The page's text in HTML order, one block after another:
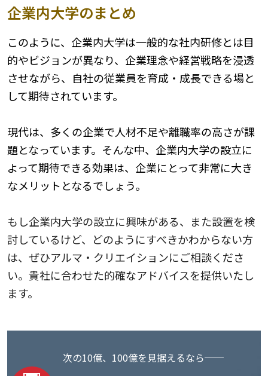
企業内大学のまとめ
このように、企業内大学は一般的な社内研修とは目
的やビジョンが異なり、企業理念や経営戦略を浸透
させながら、自社の従業員を育成・成長できる場と
して期待されています。
現代は、多くの企業で人材不足や離職率の高さが課
題となっています。そんな中、企業内大学の設立に
よって期待できる効果は、企業にとって非常に大き
なメリットとなるでしょう。
もし企業内大学の設立に興味がある、また設置を検
討しているけど、どのようにすべきかわからない方
は、ぜひアルマ・クリエイションにご相談くださ
い。貴社に合わせた的確なアドバイスを提供いたし
ます。
次の10億、100億を見据えるなら──